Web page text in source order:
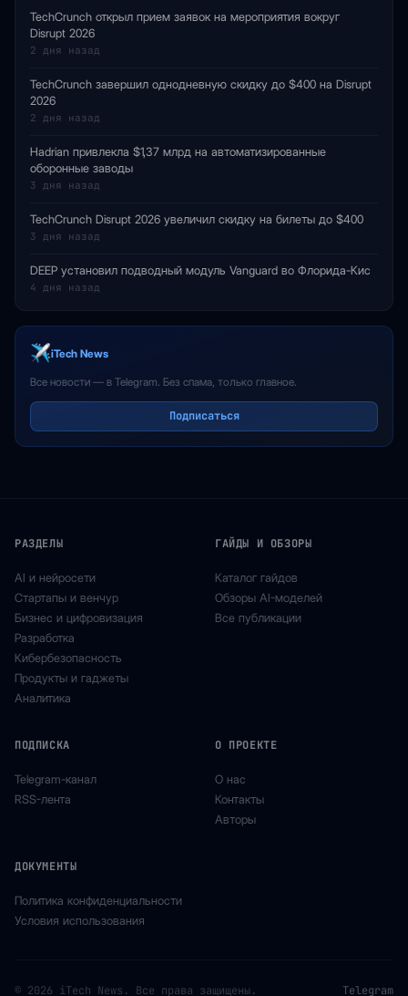
TechCrunch открыл прием заявок на мероприятия вокруг
Disrupt 2026
2 дня назад
TechCrunch завершил однодневную скидку до $400 на Disrupt
2026
2 дня назад
Hadrian привлекла $1,37 млрд на автоматизированные
оборонные заводы
3 дня назад
TechCrunch Disrupt 2026 увеличил скидку на билеты до $400
3 дня назад
DEEP установил подводный модуль Vanguard во Флорида-Кис
4 дня назад
iTech News
Все новости — в Telegram. Без спама, только главное.
Подписаться
РАЗДЕЛЫ
AI и нейросети
Стартапы и венчур
Бизнес и цифровизация
Разработка
Кибербезопасность
Продукты и гаджеты
Аналитика
ГАЙДЫ И ОБЗОРЫ
Каталог гайдов
Обзоры AI-моделей
Все публикации
ПОДПИСКА
Telegram-канал
RSS-лента
О ПРОЕКТЕ
О нас
Контакты
Авторы
ДОКУМЕНТЫ
Политика конфиденциальности
Условия использования
© 2026 iTech News. Все права защищены. Telegram